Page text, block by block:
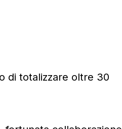
di totalizzare oltre 30